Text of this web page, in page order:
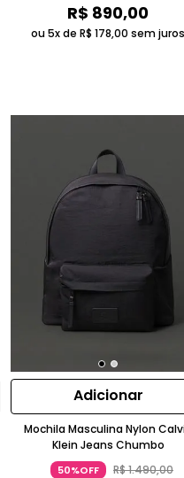
R$ 890,00
ou 5x deR$ 178,00 sem juros
Adicionar
Mochila Masculina Nylon
Klein Jeans Chumbo
50%OFF R$1.490,00